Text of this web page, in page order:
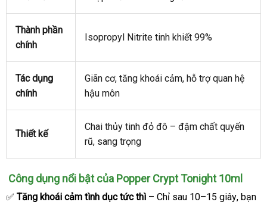
Thành phần
chính
Isopropyl Nitrite tinh khiết 99%
Tác dụng
chính
Giãn cơthống
kê
, tăng khoái cảmMỹ
, hỗ trợ quan hệ
hậu môn
Thiết kế
Chai thủy tinh đỏ đô – đậm chất quyến
rũchính
hãng
, sang trọng
Công dụng nổi bậtLazada
của Popper Crypt Tonight 10ml
✅ Tăng khoái cảm tình dục tức thì – Chỉ sau 10–15 giâycao
, bạn